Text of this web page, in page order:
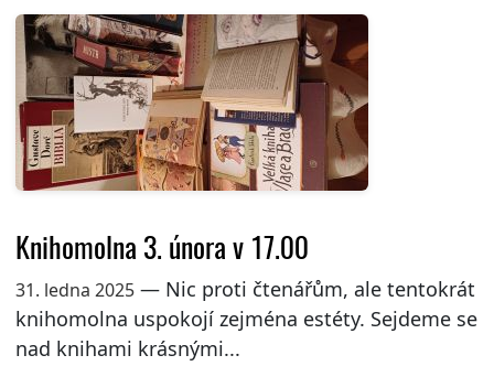
Knihomolna 3. února v 17.00
31. ledna 2025— Nic proti čtenářům, ale tentokrát
knihomolna uspokojí zejména estéty. Sejdeme se
nad knihami krásnými...